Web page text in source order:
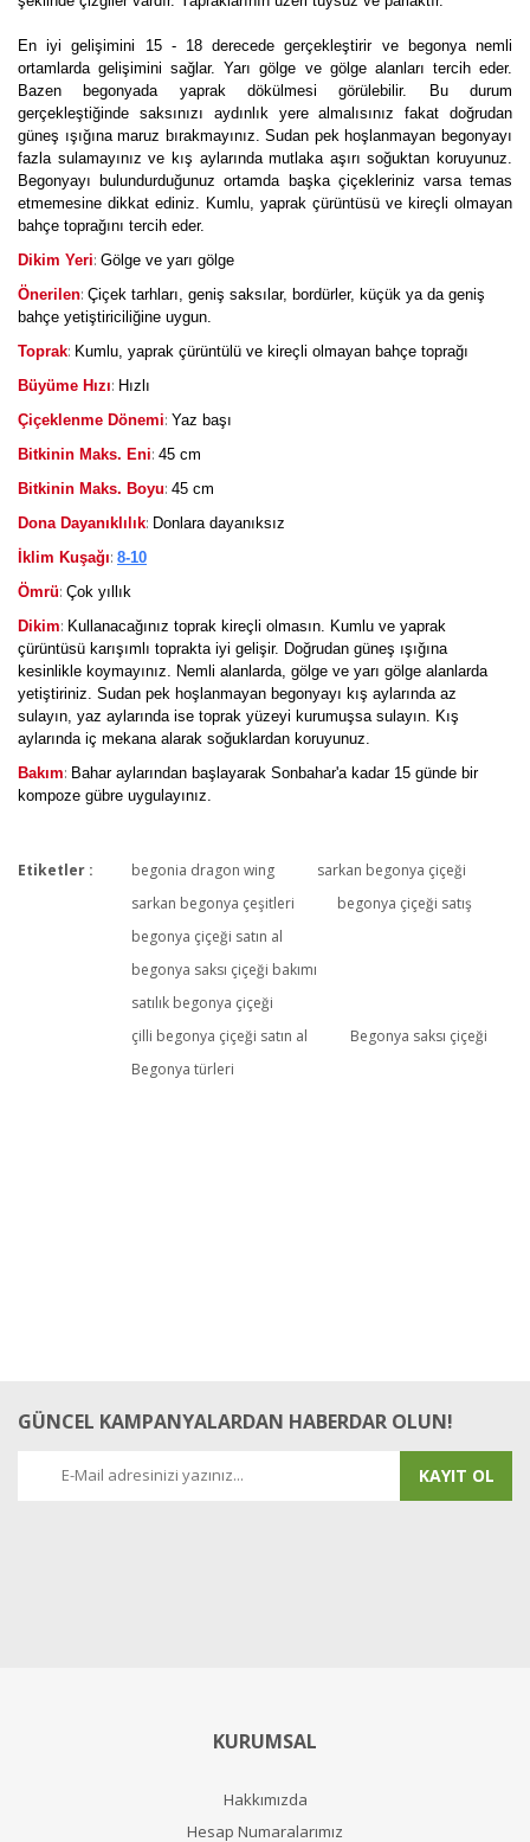
En iyi gelişimini 15 - 18 derecede gerçekleştirir ve begonya nemli
ortamlarda gelişimini sağlar. Yarı gölge ve gölge alanları tercih eder.
Bazen begonyada yaprak dökülmesi görülebilir. Bu durum
gerçekleştiğinde saksınızı aydınlık yere almalısınız fakat doğrudan
güneş ışığına maruz bırakmayınız. Sudan pek hoşlanmayan begonyayı
fazla sulamayınız ve kış aylarında mutlaka aşırı soğuktan koruyunuz.
Begonyayı bulundurduğunuz ortamda başka çiçekleriniz varsa temas
etmemesine dikkat ediniz. Kumlu, yaprak çürüntüsü ve kireçli olmayan
bahçe toprağını tercih eder.
Dikim Yeri: Gölge ve yarı gölge
Önerilen: Çiçek tarhları, geniş saksılar, bordürler, küçük ya da geniş
bahçe yetiştiriciliğine uygun.
Toprak: Kumlu, yaprak çürüntülü ve kireçli olmayan bahçe toprağı
Büyüme Hızı: Hızlı
Çiçeklenme Dönemi: Yaz başı
Bitkinin Maks. Eni: 45 cm
Bitkinin Maks. Boyu: 45 cm
Dona Dayanıklılık: Donlara dayanıksız
İklim Kuşağı: 8-10
Ömrü: Çok yıllık
Dikim: Kullanacağınız toprak kireçli olmasın. Kumlu ve yaprak
çürüntüsü karışımlı toprakta iyi gelişir. Doğrudan güneş ışığına
kesinlikle koymayınız. Nemli alanlarda, gölge ve yarı gölge alanlarda
yetiştiriniz. Sudan pek hoşlanmayan begonyayı kış aylarında az
sulayın, yaz aylarında ise toprak yüzeyi kurumuşsa sulayın. Kış
aylarında iç mekana alarak soğuklardan koruyunuz.
Bakım: Bahar aylarından başlayarak Sonbahar'a kadar 15 günde bir
kompoze gübre uygulayınız.
Bu ürüne ilk yorumu siz yapın!
Yorum Yaz
Etiketler : begonia dragon wing
sarkan begonya çiçeği
sarkan begonya çeşitleri
begonya çiçeği satış
begonya çiçeği satın al
begonya saksı çiçeği bakımı
satılık begonya çiçeği
çilli begonya çiçeği satın al
Begonya saksı çiçeği
Begonya türleri
GÜNCEL KAMPANYALARDAN HABERDAR OLUN!
KAYIT OL
KURUMSAL
Hakkımızda
Hesap Numaralarımız